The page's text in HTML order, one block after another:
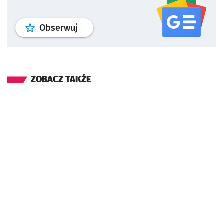
Obserwuj profil serwisu
ZOBACZ TAKŻE